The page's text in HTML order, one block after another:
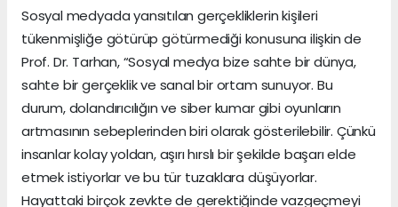
Sosyal medyada yansıtılan gerçekliklerin kişileri
tükenmişliğe götürüp götürmediği konusuna ilişkin de
Prof. Dr. Tarhan, “Sosyal medya bize sahte bir dünya,
sahte bir gerçeklik ve sanal bir ortam sunuyor. Bu
durum, dolandırıcılığın ve siber kumar gibi oyunların
artmasının sebeplerinden biri olarak gösterilebilir. Çünkü
insanlar kolay yoldan, aşırı hırslı bir şekilde başarı elde
etmek istiyorlar ve bu tür tuzaklara düşüyorlar.
Hayattaki birçok zevkte de gerektiğinde vazgeçmeyi